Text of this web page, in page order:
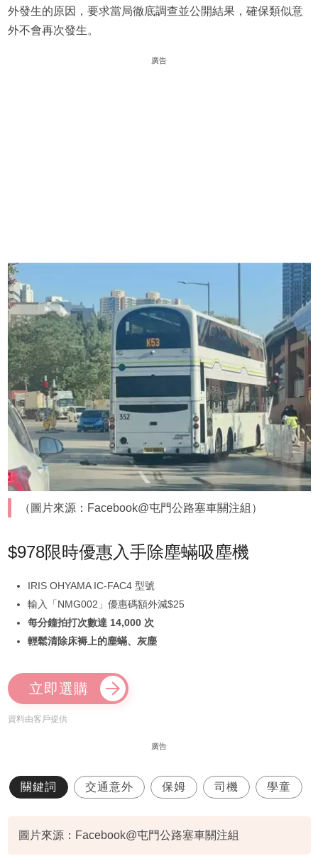
外發生的原因，要求當局徹底調查並公開結果，確保類似意
外不會再次發生。
廣告
（圖片來源：Facebook@屯門公路塞車關注組）
$978限時優惠入手除塵蟎吸塵機
IRIS OHYAMA IC-FAC4 型號
輸入「NMG002」優惠碼額外減$25
每分鐘拍打次數達 14,000 次
輕鬆清除床褥上的塵蟎、灰塵
立即選購
資料由客戶提供
廣告
關鍵詞 交通意外 保姆 司機 學童
圖片來源：Facebook@屯門公路塞車關注組